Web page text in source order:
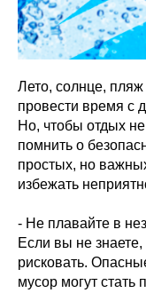
Лето, солнце,
провести время с
Но, чтобы отдых
помнить о
простых, но
избежать
- Не плавайте в
Если вы не
рисковать.
мусор могут стать